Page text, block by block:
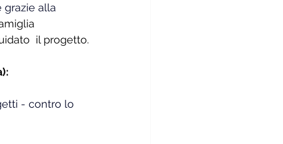
grazie alla
il progetto.
- contro lo